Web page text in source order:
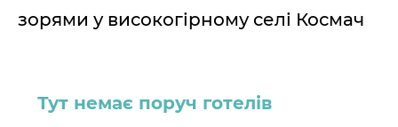
зорями у високогірному селі Космач
Тут немає поруч готелів